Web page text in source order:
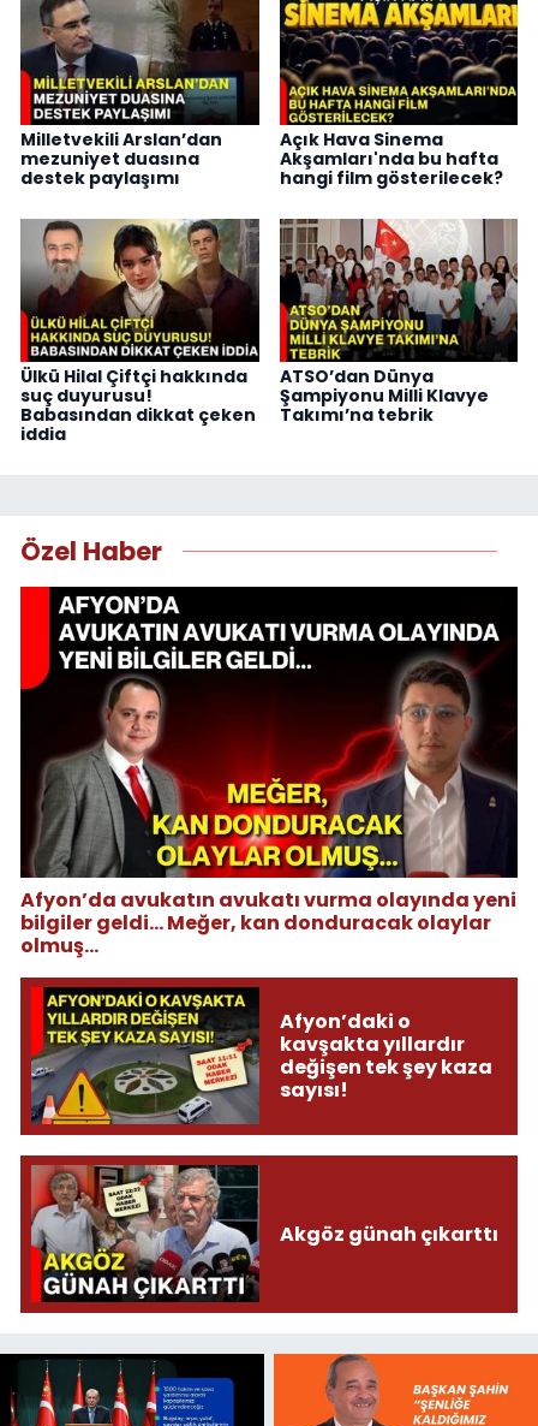
Milletvekili Arslan’dan
mezuniyet duasına
destek paylaşımı
Açık Hava Sinema
Akşamları'nda bu hafta
hangi film gösterilecek?
Ülkü Hilal Çiftçi hakkında
suç duyurusu!
Babasından dikkat çeken
iddia
ATSO’dan Dünya
Şampiyonu Milli Klavye
Takımı’na tebrik
Özel Haber
Afyon’da avukatın avukatı vurma olayında yeni
bilgiler geldi... Meğer, kan donduracak olaylar
olmuş...
Afyon’daki o
kavşakta yıllardır
değişen tek şey kaza
sayısı!
Akgöz günah çıkarttı